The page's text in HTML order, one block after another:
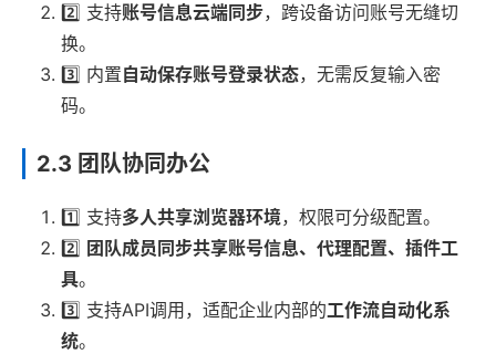
2️⃣ 支持账号信息云端同步，跨设备访问账号无缝切
换。
3️⃣ 内置自动保存账号登录状态，无需反复输入密
码。
2.3 团队协同办公
1️⃣ 支持多人共享浏览器环境，权限可分级配置。
2️⃣ 团队成员同步共享账号信息、代理配置、插件工
具。
3️⃣ 支持API调用，适配企业内部的工作流自动化系
统。